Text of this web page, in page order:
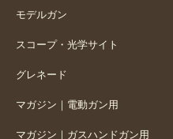
モデルガン
スコープ・光学サイト
グレネード
マガジン｜電動ガン用
マガジン｜ガスハンドガン用